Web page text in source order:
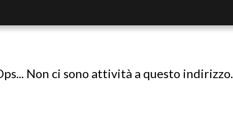
Non ci sono attività a questo indirizzo.